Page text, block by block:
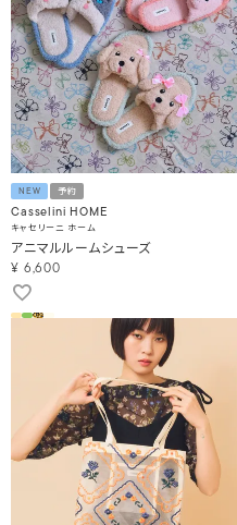
NEW 予約
Casselini HOME
キャセリーニ ホーム
アニマルルームシューズ
¥ 6,600